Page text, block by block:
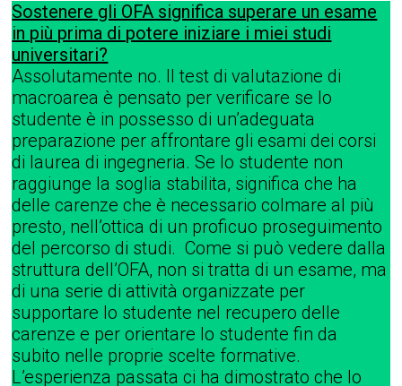
Sostenere gli OFA significa superare un esame
in più prima di potere iniziare i miei studi
universitari?
Assolutamente no. Il test di valutazione di
macroarea è pensato per verificare se lo
studente è in possesso di un’adeguata
preparazione per affrontare gli esami dei corsi
di laurea di ingegneria. Se lo studente non
raggiunge la soglia stabilita, significa che ha
delle carenze che è necessario colmare al più
presto, nell’ottica di un proficuo proseguimento
del percorso di studi. Come si può vedere dalla
struttura dell’OFA, non si tratta di un esame, ma
di una serie di attività organizzate per
supportare lo studente nel recupero delle
carenze e per orientare lo studente fin da
subito nelle proprie scelte formative.
L’esperienza passata ci ha dimostrato che lo